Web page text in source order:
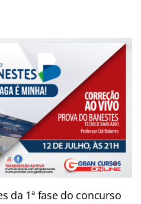
da 1ª fase do concurso